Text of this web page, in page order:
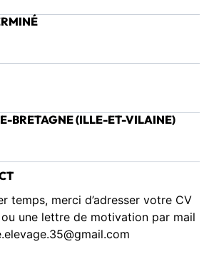
BRETAGNE (ILLE-ET-VILAINE)
temps, merci d’adresser votre CV
une lettre de motivation par mail